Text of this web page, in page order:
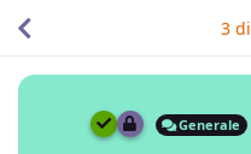
Generale
3di